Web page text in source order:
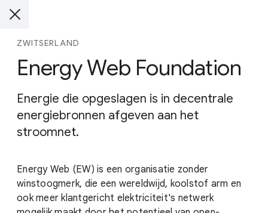
ZWITSERLAND
Energy Web Foundation
Energie die opgeslagen is in decentrale
energiebronnen afgeven aan het
stroomnet.
Energy Web (EW) is een organisatie zonder
winstoogmerk, die een wereldwijd, koolstof arm en
ook meer klantgericht elektriciteit's netwerk